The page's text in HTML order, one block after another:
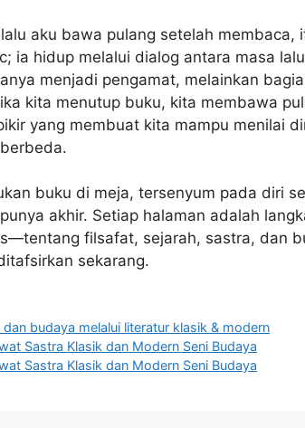
aku bawa pulang setelah membaca,
ia hidup melalui dialog antara masa
menjadi pengamat, melainkan
kita menutup buku, kita membawa
yang membuat kita mampu menilai
buku di meja, tersenyum pada diri
akhir. Setiap halaman adalah
filsafat, sejarah, sastra, dan
sekarang.
budaya melalui literatur klasik & modern
Sastra Klasik dan Modern Seni Budaya
Sastra Klasik dan Modern Seni Budaya